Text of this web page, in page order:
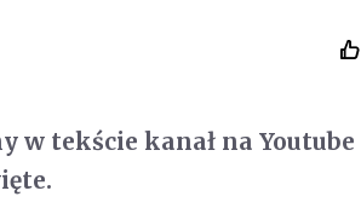
w tekście kanał na